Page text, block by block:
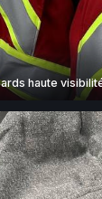
haute